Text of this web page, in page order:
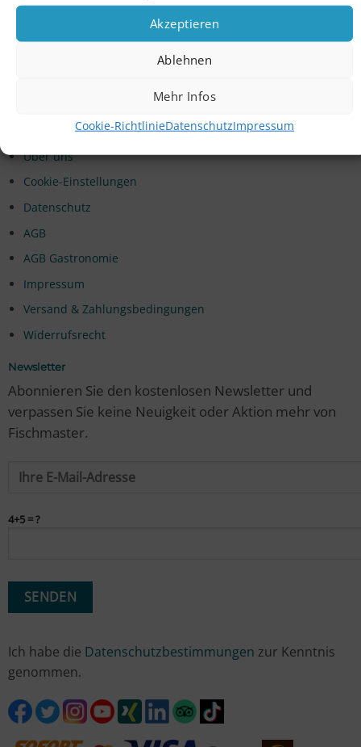
Akzeptieren
Ablehnen
Mehr Infos
Cookie-RichtlinieDatenschutzImpressum
Jobs
Umwelt & Nachhaltigkeit
Über uns
Cookie-Einstellungen
Datenschutz
AGB
AGB Gastronomie
Impressum
Versand & Zahlungsbedingungen
Widerrufsrecht
Newsletter
Abonnieren Sie den kostenlosen Newsletter und
verpassen Sie keine Neuigkeit oder Aktion mehr von
Fischmaster.
4+5 = ?
Ich habe die Datenschutzbestimmungen zur Kenntnis
genommen.